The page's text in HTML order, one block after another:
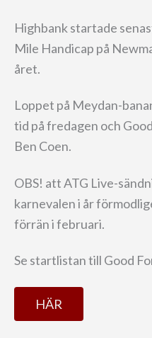
Highbank startade
Mile Handicap på
året.
Loppet på Meydan-
tid på fredagen och
Ben Coen.
OBS! att ATG Live-
karnevalen i år
förrän i februari.
Se startlistan till Good
HÄR